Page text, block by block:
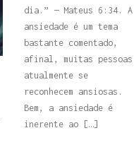
dia.” — Mateus 6:34. A
ansiedade é um tema
bastante comentado,
afinal, muitas pessoas
atualmente se
reconhecem ansiosas.
Bem, a ansiedade é
inerente ao […]